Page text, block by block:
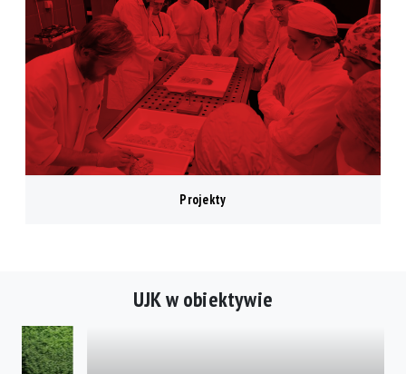
Projekty
UJK w obiektywie